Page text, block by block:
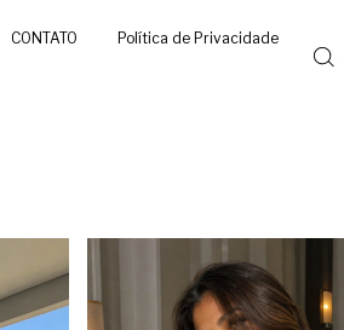
CONTATO
Política de Privacidade